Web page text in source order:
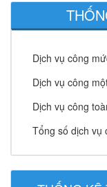
Dịch vụ công
Dịch vụ công
Dịch vụ công
Tổng số dịch vụ